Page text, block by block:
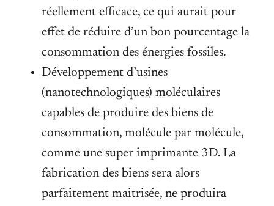
réellement efficace, ce qui aurait pour
effet de réduire d’un bon pourcentage la
consommation des énergies fossiles.
Développement d’usines
(nanotechnologiques) moléculaires
capables de produire des biens de
consommation, molécule par molécule,
comme une super imprimante 3D. La
fabrication des biens sera alors
parfaitement maitrisée, ne produira